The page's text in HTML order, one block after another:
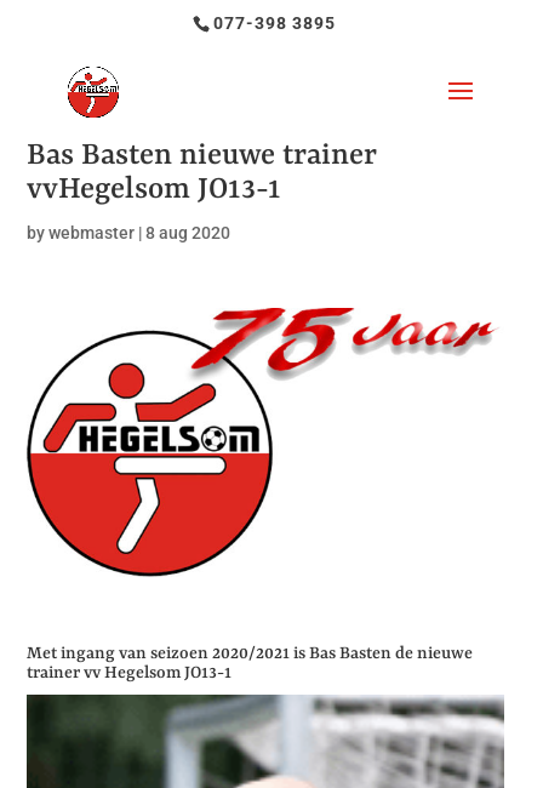
077-398 3895
Bas Basten nieuwe trainer
vvHegelsom JO13-1
bywebmaster |8 aug 2020
Met ingang van seizoen 2020/2021 is Bas Basten de nieuwe
trainer vv Hegelsom JO13-1